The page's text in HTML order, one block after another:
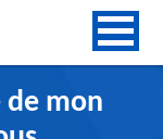
de mon